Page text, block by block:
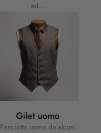
ed...
Gilet uomo
Panciotto uomo da alcuni